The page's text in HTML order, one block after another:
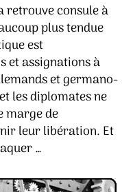
retrouve consule à
plus tendue
est
et assignations à
et germano-
les diplomates ne
marge de
leur libération. Et
…